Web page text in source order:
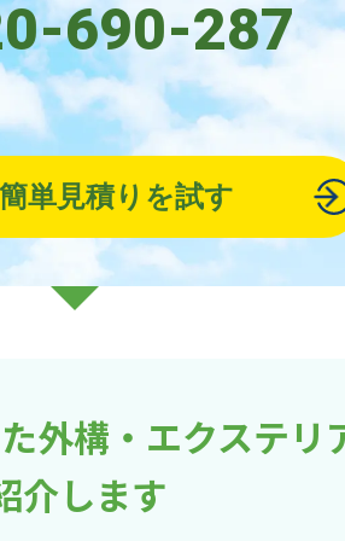
690-287
単見積りを試す
外構・エクステリ
介します